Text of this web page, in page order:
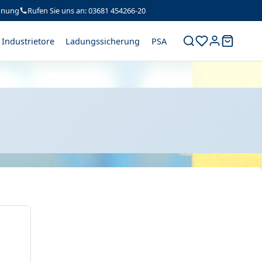
Rufen Sie uns an: 03681 454266-20
Industrietore Ladungssicherung PSA